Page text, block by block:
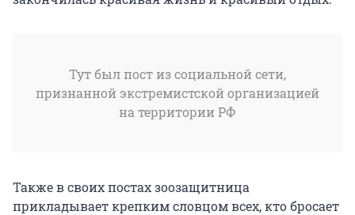
Тут был пост из социальной сети,
признанной экстремистской организацией
на территории РФ
Также в своих постах зоозащитница
прикладывает крепким словцом всех, кто бросает